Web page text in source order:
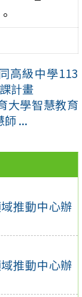
推動中心辦
推動中心辦
高級中學113
計畫
大學智慧教育
...